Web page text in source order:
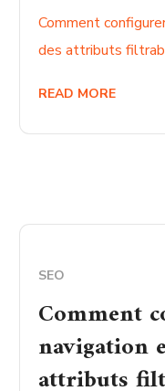
Comment
des attributs
READ MORE
SEO
Comment
navigation
attributs